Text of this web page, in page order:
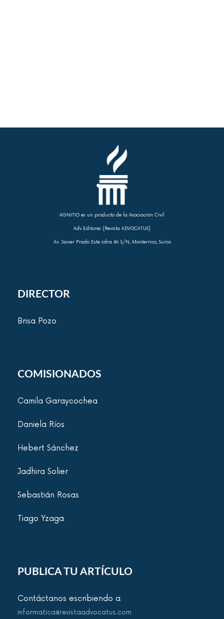
AGNITIO es un producto de la Asociación Civil
Adv Editores (Revista ADVOCATUS)
Av. Javier Prado Este cdra 46 S/N, Monterrico, Surco
DIRECTOR
Brisa Pozo
COMISIONADOS
Camila Garaycochea
Daniela Ríos
Hebert Sánchez
Jadhira Solier
Sebastián Rosas
Tiago Yzaga
PUBLICA TU ARTÍCULO
Contáctanos escribiendo a
informatica@revistaadvocatus.com